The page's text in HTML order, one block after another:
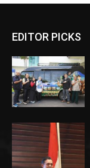
EDITOR PICKS